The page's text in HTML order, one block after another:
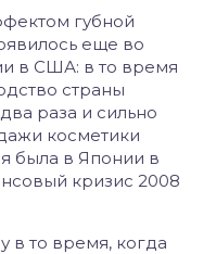
губной
еще во
в США: в то время
страны
раза и сильно
косметики
была в Японии в
кризис 2008
в то время, когда